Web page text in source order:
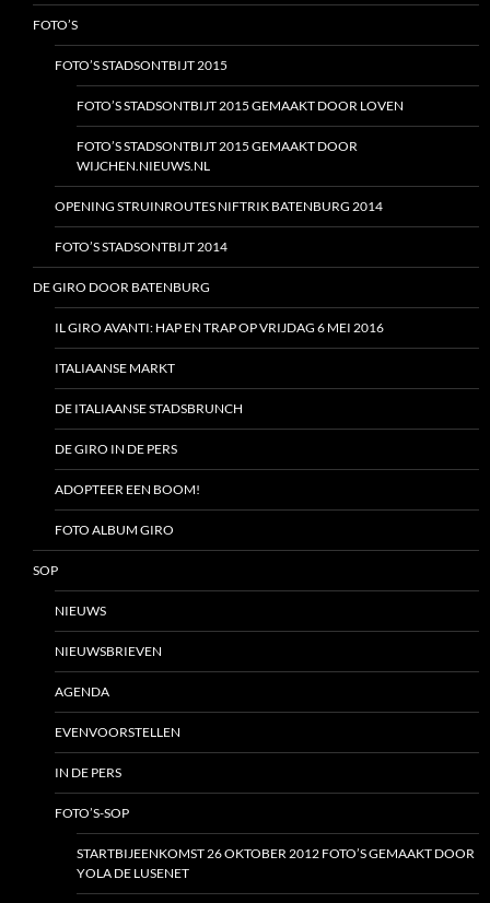
FOTO’S
FOTO’S STADSONTBIJT 2015
FOTO’S STADSONTBIJT 2015 GEMAAKT DOOR LOVEN
FOTO’S STADSONTBIJT 2015 GEMAAKT DOOR
WIJCHEN.NIEUWS.NL
OPENING STRUINROUTES NIFTRIK BATENBURG 2014
FOTO’S STADSONTBIJT 2014
DE GIRO DOOR BATENBURG
IL GIRO AVANTI: HAP EN TRAP OP VRIJDAG 6 MEI 2016
ITALIAANSE MARKT
DE ITALIAANSE STADSBRUNCH
DE GIRO IN DE PERS
ADOPTEER EEN BOOM!
FOTO ALBUM GIRO
SOP
NIEUWS
NIEUWSBRIEVEN
AGENDA
EVENVOORSTELLEN
IN DE PERS
FOTO’S-SOP
STARTBIJEENKOMST 26 OKTOBER 2012 FOTO’S GEMAAKT DOOR
YOLA DE LUSENET